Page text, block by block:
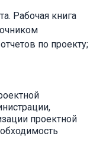
Рабочая книга
по проекту;
проектной